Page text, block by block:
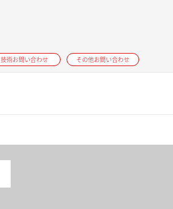
技術お問い合わせ その他お問い合わせ